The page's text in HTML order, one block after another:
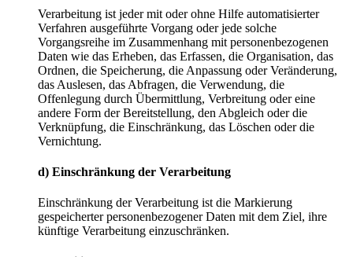
Verarbeitung ist jeder mit oder ohne Hilfe automatisierter
Verfahren ausgeführte Vorgang oder jede solche
Vorgangsreihe im Zusammenhang mit personenbezogenen
Daten wie das Erheben, das Erfassen, die Organisation, das
Ordnen, die Speicherung, die Anpassung oder Veränderung,
das Auslesen, das Abfragen, die Verwendung, die
Offenlegung durch Übermittlung, Verbreitung oder eine
andere Form der Bereitstellung, den Abgleich oder die
Verknüpfung, die Einschränkung, das Löschen oder die
Vernichtung.
d) Einschränkung der Verarbeitung
Einschränkung der Verarbeitung ist die Markierung
gespeicherter personenbezogener Daten mit dem Ziel, ihre
künftige Verarbeitung einzuschränken.